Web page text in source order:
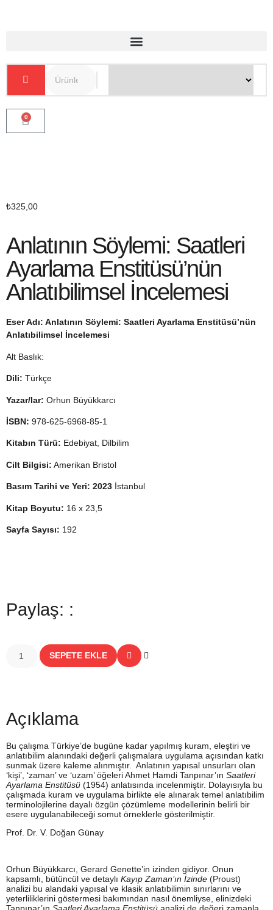
0
₺325,00
Anlatının Söylemi: Saatleri
Ayarlama Enstitüsü’nün
Anlatıbilimsel İncelemesi
Eser Adı: Anlatının Söylemi: Saatleri Ayarlama Enstitüsü’nün
Anlatıbilimsel İncelemesi
Alt Baslık:
Dili: Türkçe
Yazar/lar: Orhun Büyükkarcı
İSBN: 978-625-6968-85-1
Kitabın Türü: Edebiyat, Dilbilim
Cilt Bilgisi: Amerikan Bristol
Basım Tarihi ve Yeri: 2023 İstanbul
Kitap Boyutu: 16 x 23,5
Sayfa Sayısı: 192
Paylaş: :
SEPETE EKLE
Açıklama
Bu çalışma Türkiye’de bugüne kadar yapılmış kuram, eleştiri ve
anlatıbilim alanındaki değerli çalışmalara uygulama açısından katkı
sunmak üzere kaleme alınmıştır. Anlatının yapısal unsurları olan
‘kişi’, ‘zaman’ ve ‘uzam’ öğeleri Ahmet Hamdi Tanpınar’ın Saatleri
Ayarlama Enstitüsü (1954) anlatısında incelenmiştir. Dolayısıyla bu
çalışmada kuram ve uygulama birlikte ele alınarak temel anlatıbilim
terminolojilerine dayalı özgün çözümleme modellerinin belirli bir
esere uygulanabileceği somut örneklerle gösterilmiştir.
Prof. Dr. V. Doğan Günay
Orhun Büyükkarcı, Gerard Genette’in izinden gidiyor. Onun
kapsamlı, bütüncül ve detaylı Kayıp Zaman’ın İzinde (Proust)
analizi bu alandaki yapısal ve klasik anlatıbilimin sınırlarını ve
yeterliliklerini göstermesi bakımından nasıl önemliyse, elinizdeki